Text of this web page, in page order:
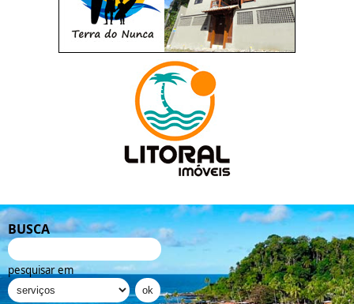
BUSCA
pesquisar em